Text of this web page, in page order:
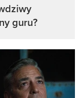
guru?